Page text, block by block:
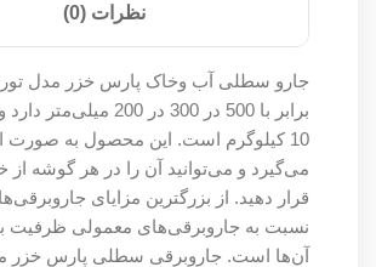
نظرات (0)
جارو سطلی آب وخاک پارس خزر مدل
برابر با 500 در 300 در 200
10 کیلوگرم است. این محصول به صورت
می‌گیرد و می‌توانید آن را در هر گوشه از
قرار دهید. از بزرگترین مزایای
نسبت به جاروبرقی‌های معمولی ظرفیت
آن‌ها است. جاروبرقی سطلی پارس خزر